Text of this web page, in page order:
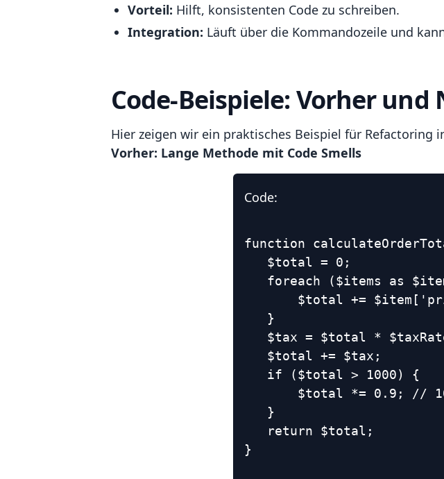
Vorteil: Hilft, konsistenten Code zu schreiben.
Integration: Läuft über die Kommandozeile und
Code-Beispiele: Vorher und
Hier zeigen wir ein praktisches Beispiel für Refactoring
Vorher: Lange Methode mit Code Smells
Code:
function
$total = 0;
foreach ($items as
$total +=
}
$tax = $total *
$total += $tax;
if ($total > 1000) {
$total *= 0.9; //
}
return $total;
}